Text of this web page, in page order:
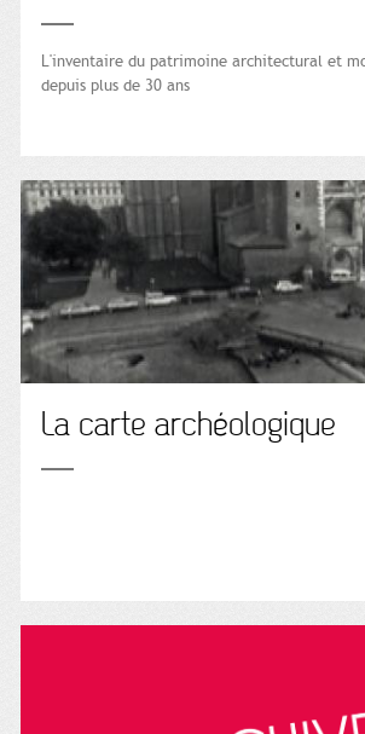
L'inventaire du patrimoine architectural et
depuis plus de 30 ans
La carte archéologique